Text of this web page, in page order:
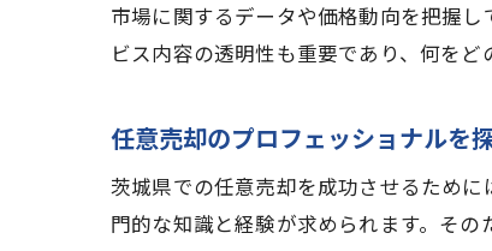
市場に関するデータや価格動向を把握
ビス内容の透明性も重要であり、何を
任意売却のプロフェッショナルを
茨城県での任意売却を成功させるため
門的な知識と経験が求められます。そ